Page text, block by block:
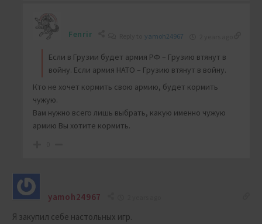
Fenrir yamoh24967
Если в Грузии будет армия РФ – Грузию втянут в
войну. Если армия НАТО – Грузию втянут в войну.
Кто не хочет кормить свою армию, будет кормить
чужую.
Вам нужно всего лишь выбрать, какую именно чужую
армию Вы хотите кормить.
yamoh24967
Я закупил себе настольных игр.